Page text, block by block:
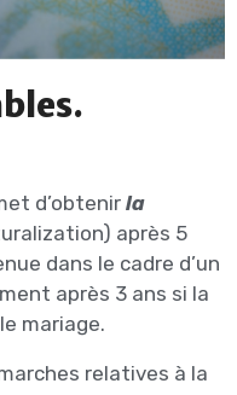
d’obtenir la
après 5
dans le cadre d’un
après 3 ans si la
mariage.
relatives à la